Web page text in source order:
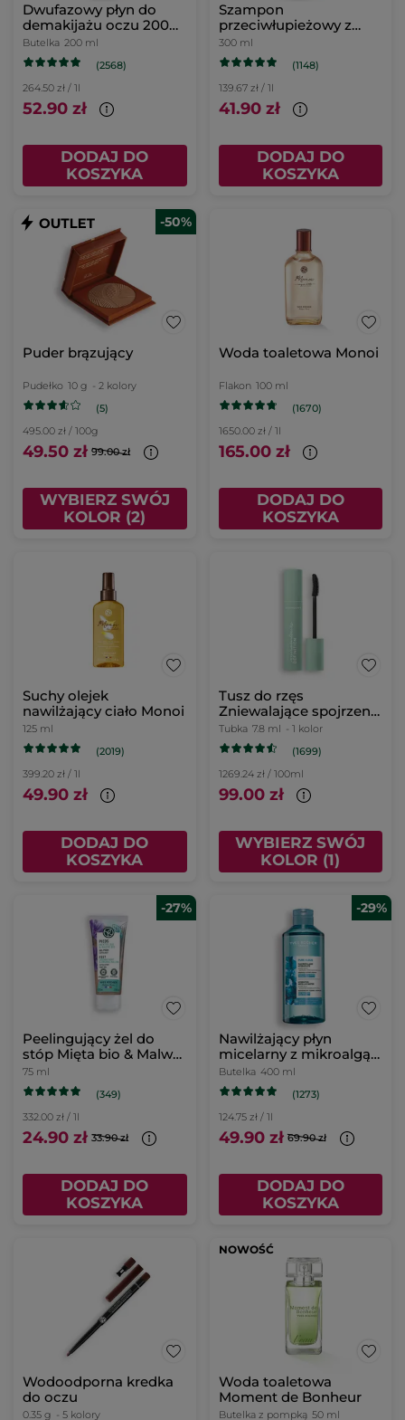
Dwufazowy płyn do
demakijażu oczu 200
ml
Butelka 200 ml
(2568)
264.50 zł / 1l
52.90 zł
DODAJ DO
KOSZYKA
Szampon
przeciwłupieżowy z
miętą pieprzową bio
300 ml
(1148)
139.67 zł / 1l
41.90 zł
DODAJ DO
KOSZYKA
-50%
Puder brązujący
Pudełko 10 g - 2 kolory
(5)
495.00 zł / 100g
49.50 zł 99.00 zł
WYBIERZ SWÓJ
KOLOR (2)
Woda toaletowa Monoi
Flakon 100 ml
(1670)
1650.00 zł / 1l
165.00 zł
DODAJ DO
KOSZYKA
Suchy olejek
nawilżający ciało Monoi
125 ml
(2019)
399.20 zł / 1l
49.90 zł
DODAJ DO
KOSZYKA
Tusz do rzęs
Zniewalające spojrzenie
7,8 ml
Tubka 7.8 ml - 1 kolor
(1699)
1269.24 zł / 100ml
99.00 zł
WYBIERZ SWÓJ
KOLOR (1)
-27%
Peelingujący żel do
stóp Mięta bio & Malwa
bio
75 ml
(349)
332.00 zł / 1l
24.90 zł 33.90 zł
DODAJ DO
KOSZYKA
-29%
Nawilżający płyn
micelarny z mikroalgą
400 ml
Butelka 400 ml
(1273)
124.75 zł / 1l
49.90 zł 69.90 zł
DODAJ DO
KOSZYKA
Wodoodporna kredka
do oczu
0.35 g - 5 kolory
NOWOŚĆ
Woda toaletowa
Moment de Bonheur
Butelka z pompką 50 ml